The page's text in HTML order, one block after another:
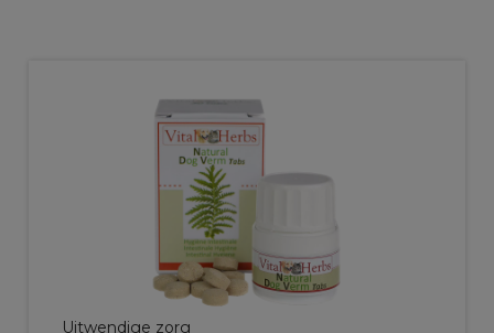
Uitwendige zorg